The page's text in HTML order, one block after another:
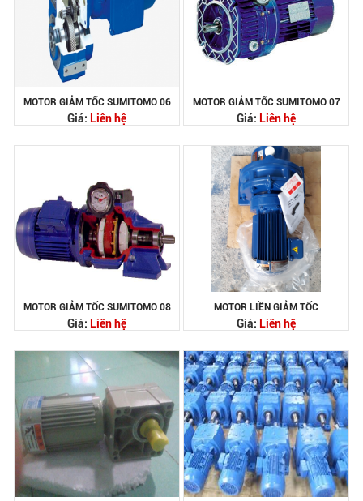
MOTOR GIẢM TỐC SUMITOMO 06
Giá: Liên hệ
MOTOR GIẢM TỐC SUMITOMO 07
Giá: Liên hệ
MOTOR GIẢM TỐC SUMITOMO 08
Giá: Liên hệ
MOTOR LIỀN GIẢM TỐC
Giá: Liên hệ